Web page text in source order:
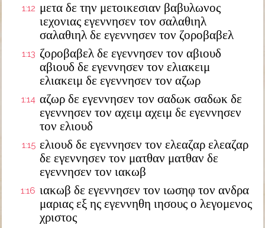
1:12 μετα δε την μετοικεσιαν βαβυλωνος
ιεχονιας εγεννησεν τον σαλαθιηλ
σαλαθιηλ δε εγεννησεν τον ζοροβαβελ
1:13 ζοροβαβελ δε εγεννησεν τον αβιουδ
αβιουδ δε εγεννησεν τον ελιακειμ
ελιακειμ δε εγεννησεν τον αζωρ
1:14 αζωρ δε εγεννησεν τον σαδωκ σαδωκ δε
εγεννησεν τον αχειμ αχειμ δε εγεννησεν
τον ελιουδ
1:15 ελιουδ δε εγεννησεν τον ελεαζαρ ελεαζαρ
δε εγεννησεν τον ματθαν ματθαν δε
εγεννησεν τον ιακωβ
1:16 ιακωβ δε εγεννησεν τον ιωσηφ τον ανδρα
μαριας εξ ης εγεννηθη ιησους ο λεγομενος
χριστος